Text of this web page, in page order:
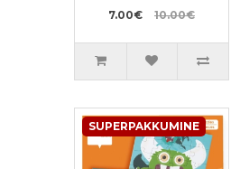
7.00€ 10.00€
SUPERPAKKUMINE